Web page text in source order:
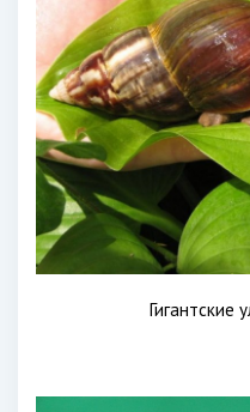
Гигантские